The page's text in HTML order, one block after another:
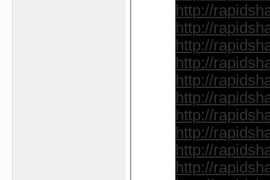
http://
http://
http://
http://
http://
http://
http://
http://
http://
http://